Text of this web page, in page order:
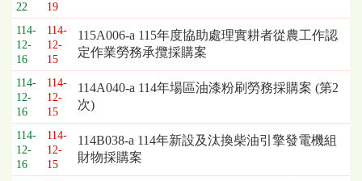
22
19
114-
12-
16
114-
12-
15
115A006-a 115年度協助處理實耕者從農工作認
定作業勞務承攬採購案
114-
12-
16
114-
12-
15
114A040-a 114年場區油漆粉刷勞務採購案 (第2
次)
114-
12-
16
114-
12-
15
114B038-a 114年新設及汰換柴油引擎發電機組
財物採購案